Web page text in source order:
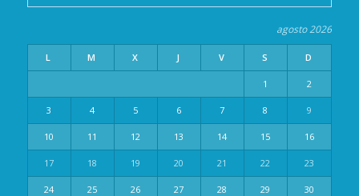
agosto 2026
L M X J V S D
1 2
3 4 5 6 7 8 9
10 11 12 13 14 15 16
17 18 19 20 21 22 23
24 25 26 27 28 29 30